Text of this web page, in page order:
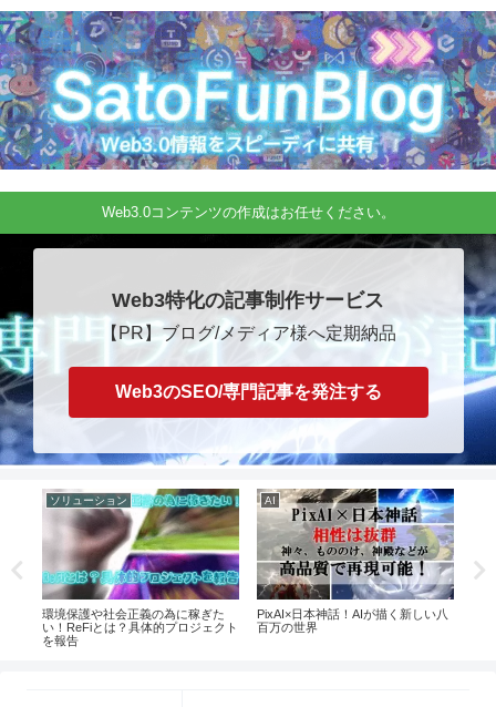
Web3.0コンテンツの作成はお任せください。
Web3特化の記事制作サービス
【PR】ブログ/メディア様へ定期納品
Web3のSEO/専門記事を発注する
ソリューション
環境保護や社会正義の為に稼ぎた
い！ReFiとは？具体的プロジェクト
を報告
AI
PixAI×日本神話！AIが描く新しい八
百万の世界